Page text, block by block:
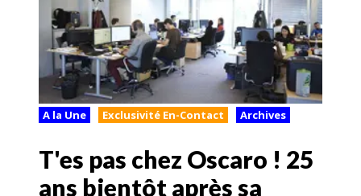
A la Une Exclusivité En-Contact Archives
T'es pas chez Oscaro ! 25
ans bientôt après sa